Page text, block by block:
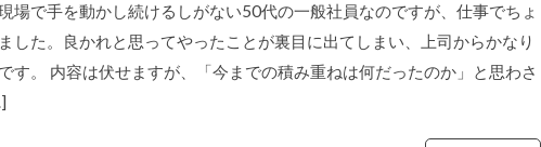
場で手を動かし続けるしがない50代の一般社員なのですが、仕事でちょ
した。良かれと思ってやったことが裏目に出てしまい、上司からかなり
す。 内容は伏せますが、「今までの積み重ねは何だったのか」と思わさ